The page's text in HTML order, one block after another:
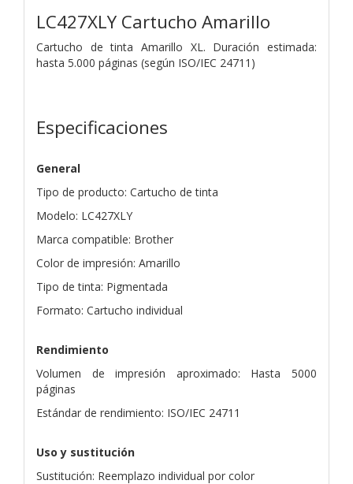
LC427XLY Cartucho Amarillo
Cartucho de tinta Amarillo XL. Duración estimada:
hasta 5.000 páginas (según ISO/IEC 24711)
Especificaciones
General
Tipo de producto: Cartucho de tinta
Modelo: LC427XLY
Marca compatible: Brother
Color de impresión: Amarillo
Tipo de tinta: Pigmentada
Formato: Cartucho individual
Rendimiento
Volumen de impresión aproximado: Hasta 5000
páginas
Estándar de rendimiento: ISO/IEC 24711
Uso y sustitución
Sustitución: Reemplazo individual por color